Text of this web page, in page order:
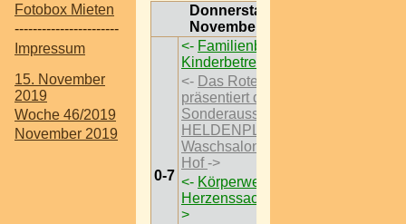
Fotobox Mieten
-----------------------
Impressum
15. November
2019
Woche 46/2019
November 2019
Donnerstag, 14.
November 2019
0-7
<- Familienbrunch mit
Kinderbetreung
<- Das Rote Wien
präsentiert die
Sonderausstellungen
HELDENPLATZ ’29 im
Waschsalon Karl-Marx-
Hof->
<- Körperwelten – Eine
Herzenssache I Wien
>